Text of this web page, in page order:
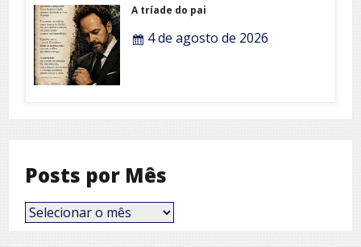
A tríade do pai
4 de agosto de 2026
Posts por Mês
Posts
por